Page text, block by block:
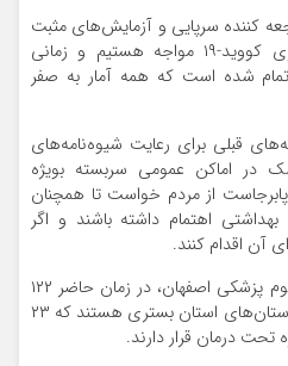
کننده سرپایی و آزمایش‌های مثبت
کرونا داریم یعنی اینکه با بیماری کووید-۱۹ مواجه هستیم و زمانی
شده است که همه آمار به صفر
قبلی برای رعایت شیوه‌نامه‌های
در اماکن عمومی سربسته بویژه
پابرجاست از مردم خواست تا همچنان
اهتمام داشته باشند و اگر
آن اقدام کنند.
بر اساس آخرین آمار دانشگاه علوم پزشکی اصفهان، در زمان حاضر ۱۲۲
بیماری دارای علائم کرونا در بیمارستان‌های استان بستری هستند که ۲۳
تحت درمان قرار دارند.